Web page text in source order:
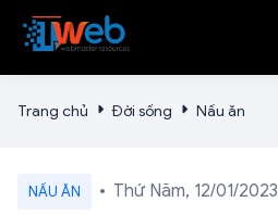
Trang chủ Đời sống Nấu ăn
NẤU ĂN Thứ Năm, 12/01/2023